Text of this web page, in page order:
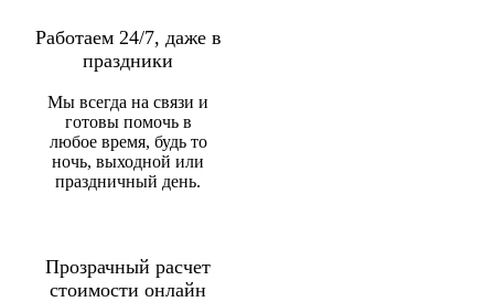
Работаем 24/7, даже в
праздники
Мы всегда на связи и
готовы помочь в
любое время, будь то
ночь, выходной или
праздничный день.
Прозрачный расчет
стоимости онлайн